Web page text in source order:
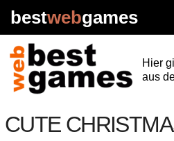
bestwebgames
Hier
aus
CUTE